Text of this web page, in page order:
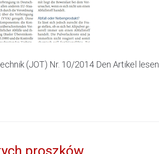
(JOT) Nr. 10/2014 Den Artikel lesen